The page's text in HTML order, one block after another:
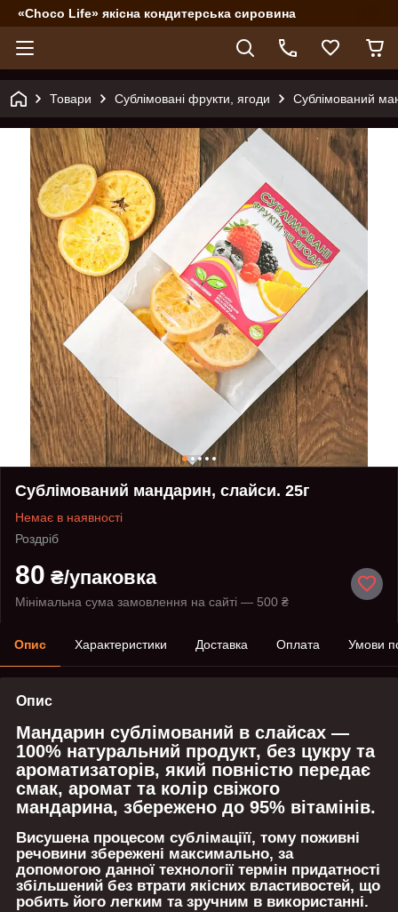
«Choco Life» якісна кондитерська сировина
Товари Сублімовані фрукти, ягоди Сублімований
Сублімований мандарин, слайси. 25г
Немає в наявності
Роздріб
80 ₴/упаковка
Мінімальна сума замовлення на сайті — 500 ₴
Опис Характеристики Доставка Оплата Умови
Опис
Мандарин сублімований в слайсах —
100% натуральний продукт, без цукру та
ароматизаторів, який повністю передає
смак, аромат та колір свіжого
мандарина, збережено до 95% вітамінів.
Висушена процесом сублімаціїї, тому поживні
речовини збережені максимально, за
допомогою данної технології термін придатності
збільшений без втрати якісних властивостей, що
робить його легким та зручним в використанні.